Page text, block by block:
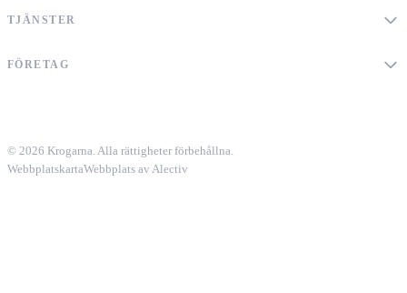
TJÄNSTER
FÖRETAG
© 2026 Krogarna. Alla rättigheter förbehållna.
WebbplatskartaWebbplats av Alectiv